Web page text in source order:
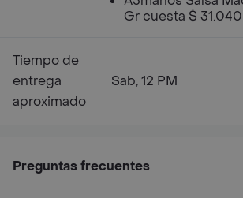
Gr cuesta $ 31.040
Tiempo de
entrega
aproximado
Sab, 12 PM
Preguntas frecuentes